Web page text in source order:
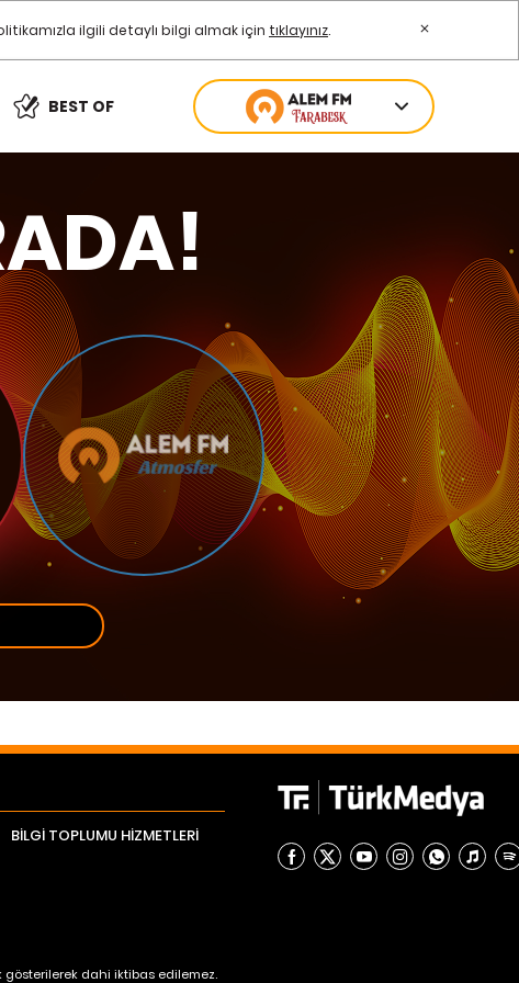
ilgili detaylı bilgi almak için tıklayınız.
BEST OF
BİLGİ TOPLUMU HİZMETLERİ
dahi iktibas edilemez.